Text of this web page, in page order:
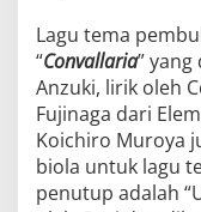
Lagu tema
“Convallaria”
Anzuki, lirik oleh
Fujinaga dari
Koichiro Muroya
biola untuk lagu
penutup adalah